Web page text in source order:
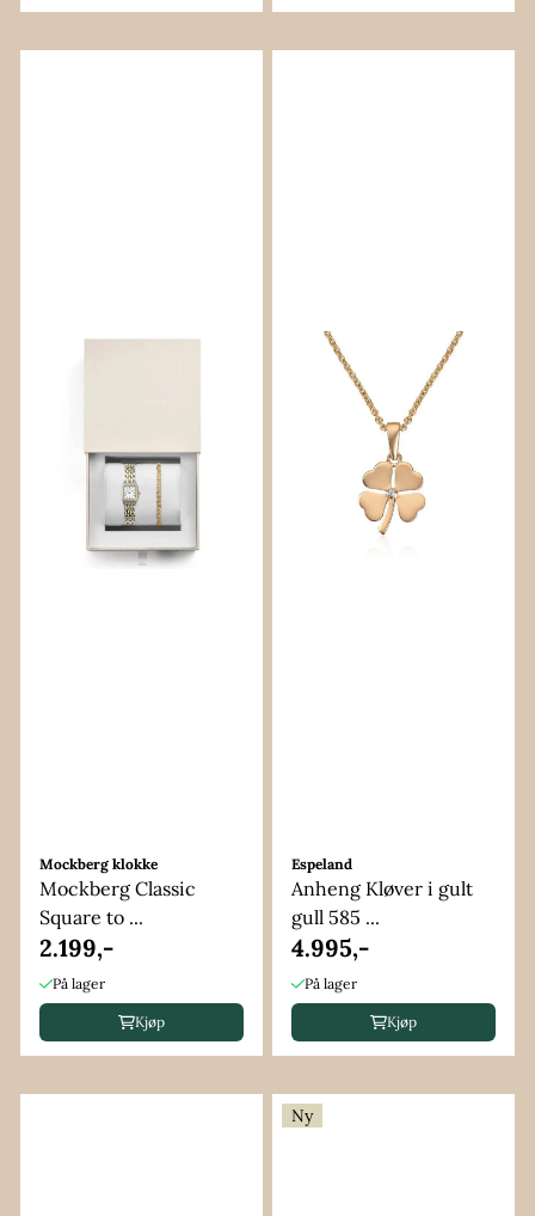
Mockberg klokke
Mockberg Classic
Square to ...
2.199,-
På lager
Kjøp
Espeland
Anheng Kløver i gult
gull 585 ...
4.995,-
På lager
Kjøp
Ny